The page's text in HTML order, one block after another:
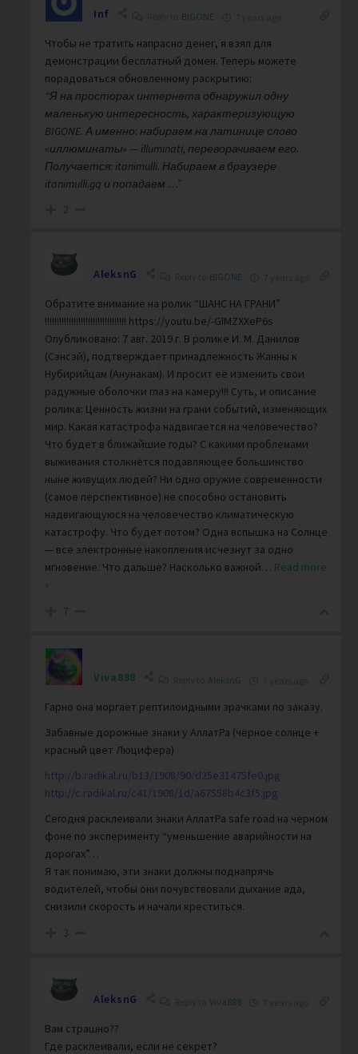
Inf BIGONE
Чтобы не тратить напрасно денег, я взял для
демонстрации бесплатный домен. Теперь можете
порадоваться обновленному раскрытию:
“Я на просторах интернета обнаружил одну
маленькую интересность, характеризующую
BIGONE. А именно: набираем на латинице слово
«иллюминаты» — illuminati, переворачиваем его.
Получается: itanimulli. Набираем в браузере
itanimulli.gq и попадаем …”
2
AleksnG BIGONE
Обратите внимание на ролик “ШАНС НА ГРАНИ”
!!!!!!!!!!!!!!!!!!!!!!!!!!!!!!!!!! https://youtu.be/-GIMZXXeP6s
Опубликовано: 7 авг. 2019 г. В ролике И. М. Данилов
(Сэнсэй), подтверждает принадлежность Жанны к
Нубирийцам (Анунакам). И просит её изменить свои
радужные оболочки глаз на камеру!!! Суть, и описание
ролика: Ценность жизни на грани событий, изменяющих
мир. Какая катастрофа надвигается на человечество?
Что будет в ближайшие годы? С какими проблемами
выживания столкнётся подавляющее большинство
ныне живущих людей? Ни одно оружие современности
(самое перспективное) не способно остановить
надвигающуюся на человечество климатическую
катастрофу. Что будет потом? Одна вспышка на Солнце
— все электронные накопления исчезнут за одно
мгновение. Что дальше? Насколько важной… Read more
»
7
Viva888 AleksnG
Гарно она моргает рептилоидными зрачками по заказу.
Забавные дорожные знаки у АллатРа (чёрное солнце +
красный цвет Люцифера)
http://b.radikal.ru/b13/1908/90/d25e31475fe0.jpg
http://c.radikal.ru/c41/1908/1d/a67558b4c3f5.jpg
Сегодня расклеивали знаки АллатРа safe road на черном
фоне по эксперименту “уменьшение аварийности на
дорогах”…
Я так понимаю, эти знаки должны поднапрячь
водителей, чтобы они почувствовали дыхание ада,
снизили скорость и начали креститься.
3
AleksnG Viva888
Вам страшно??
Где расклеивали, если не секрет?